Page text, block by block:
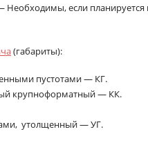
Необходимы, если
(габариты):
пустотами — КГ.
крупноформатный — КК.
утолщенный — УГ.